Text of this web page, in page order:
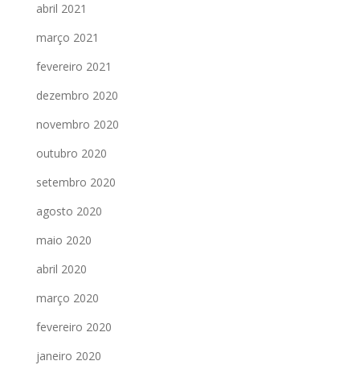
abril 2021
março 2021
fevereiro 2021
dezembro 2020
novembro 2020
outubro 2020
setembro 2020
agosto 2020
maio 2020
abril 2020
março 2020
fevereiro 2020
janeiro 2020